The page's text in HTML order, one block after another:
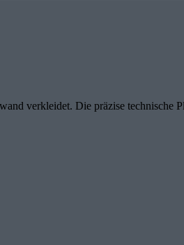
verkleidet. Die präzise technische